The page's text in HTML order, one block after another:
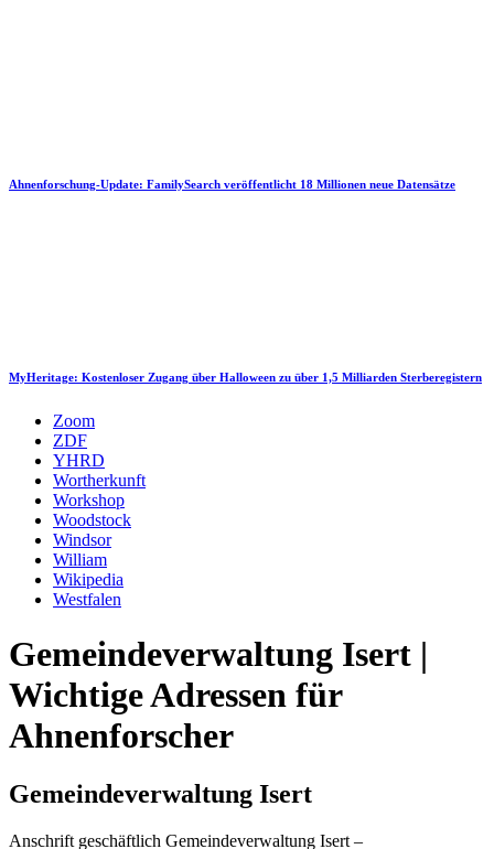
Ahnenforschung-Update: FamilySearch veröffentlicht 18 Millionen neue Datensätze
MyHeritage: Kostenloser Zugang über Halloween zu über 1,5 Milliarden Sterberegistern
Zoom
ZDF
YHRD
Wortherkunft
Workshop
Woodstock
Windsor
William
Wikipedia
Westfalen
Gemeindeverwaltung Isert |
Wichtige Adressen für
Ahnenforscher
Gemeindeverwaltung Isert
Anschrift geschäftlich Gemeindeverwaltung Isert –